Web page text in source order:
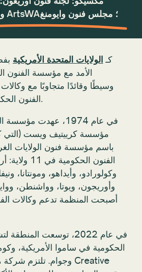
في عام 1974، عهدت
مؤسسة كرييتيف ويست (التي
باسم مؤسسة فنون الولايات
الفنون
وكولورادو، وأيداهو، ومونتانا،
وأوريجون، ويوتا، وواشنطن،
أصبحت المنظمة تدعم وكالات
في عام 2022، توسعت
الحكومية في ساموا الأمريكية،
الولايات المتحدة ورعاية
المجتمع وثقافته وأولوياته.
فيما يلي وكالات الفن
شركة Creative West